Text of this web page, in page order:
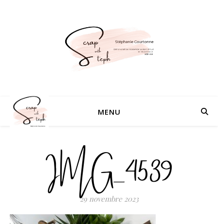
MENU
IMG_4539
29 novembre 2023